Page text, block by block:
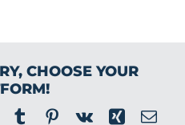
CHOOSE YOUR
TumblrPinterest
Vk Xing